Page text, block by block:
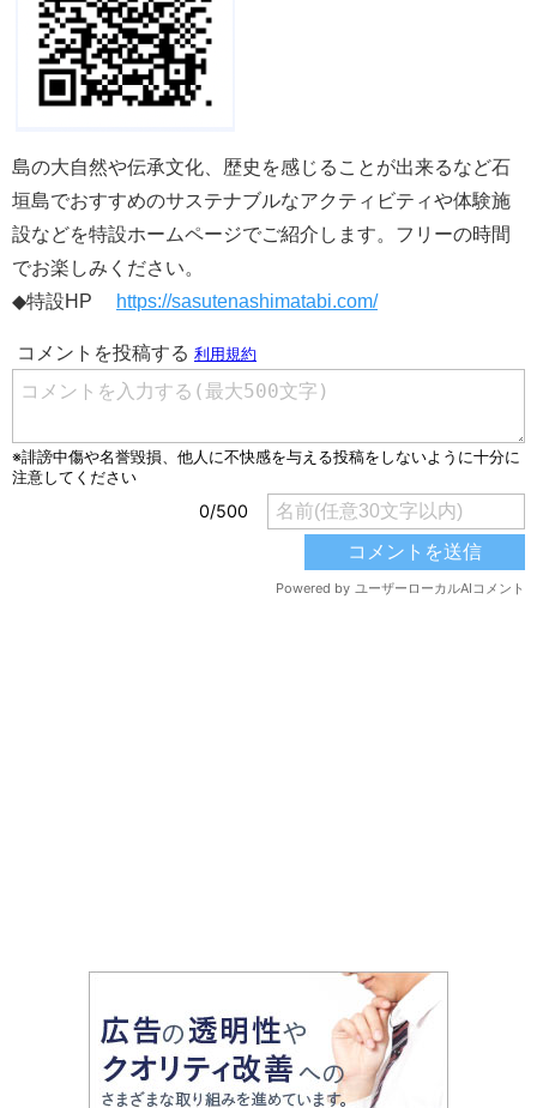
島の大自然や伝承文化、歴史を感じることが出来るなど石
垣島でおすすめのサステナブルなアクティビティや体験施
設などを特設ホームページでご紹介します。フリーの時間
でお楽しみください。
◆特設HP
https://sasutenashimatabi.com/